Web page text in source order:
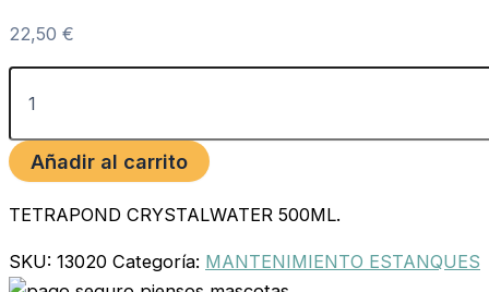
22,50 €
Añadir al carrito
TETRAPOND CRYSTALWATER 500ML.
SKU: 13020 Categoría: MANTENIMIENTO ESTANQUES